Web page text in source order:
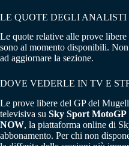
LE QUOTE DEGLI ANALISTI
Le quote relative alle prove
sono al momento disponibili.
ad aggiornare la sezione.
DOVE VEDERLE IN TV E
Le prove libere del GP del
televisiva su Sky Sport MotoGP
NOW, la piattaforma online di
abbonamento. Per chi non